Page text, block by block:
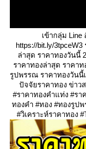
เข้ากลุ่ม
https://bit.ly/
ล่าสุด ราคาทองวันนี้
ราคาทองล่าสุด ราคา
รูปพรรณ ราคาทองวันนี้
ปัจจัยราคาทอง ข่าว
#ราคาทองคำแท่ง #ร
ทองคำ #ทอง #ทองรูป
#วิเคราะห์ราคาทอง